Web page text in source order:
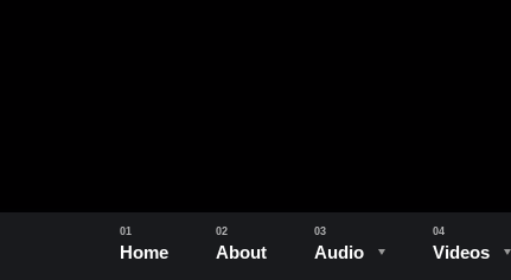
Home About Audio Videos